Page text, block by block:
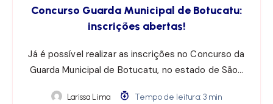
Concurso Guarda Municipal de Botucatu:
inscrições abertas!
Já é possível realizar as inscrições no Concurso da
Guarda Municipal de Botucatu, no estado de São…
Larissa Lima Tempo de leitura: 3 min